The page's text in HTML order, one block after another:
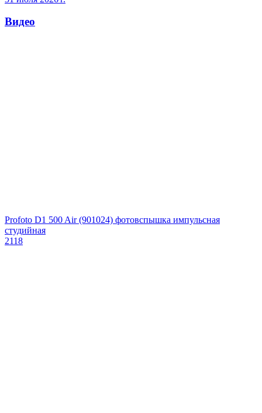
Видео
Profoto D1 500 Air (901024) фотовспышка импульсная
студийная
2118